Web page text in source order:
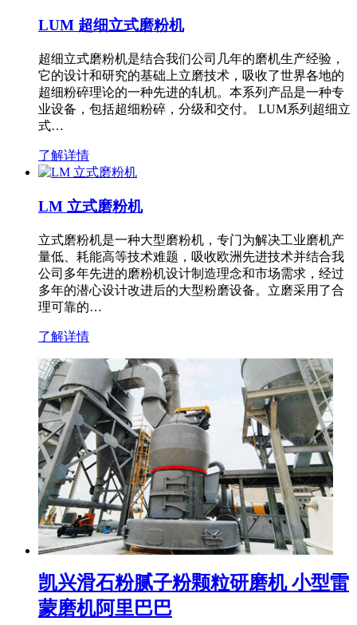
LUM 超细立式磨粉机
超细立式磨粉机是结合我们公司几年的磨机生产经验，
它的设计和研究的基础上立磨技术，吸收了世界各地的
超细粉碎理论的一种先进的轧机。本系列产品是一种专
业设备，包括超细粉碎，分级和交付。 LUM系列超细立
式…
了解详情
LM 立式磨粉机
立式磨粉机是一种大型磨粉机，专门为解决工业磨机产
量低、耗能高等技术难题，吸收欧洲先进技术并结合我
公司多年先进的磨粉机设计制造理念和市场需求，经过
多年的潜心设计改进后的大型粉磨设备。立磨采用了合
理可靠的…
了解详情
凯兴滑石粉腻子粉颗粒研磨机 小型雷
蒙磨机阿里巴巴